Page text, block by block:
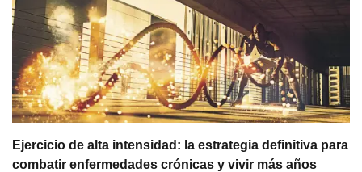
Ejercicio de alta intensidad: la estrategia definitiva para
combatir enfermedades crónicas y vivir más años